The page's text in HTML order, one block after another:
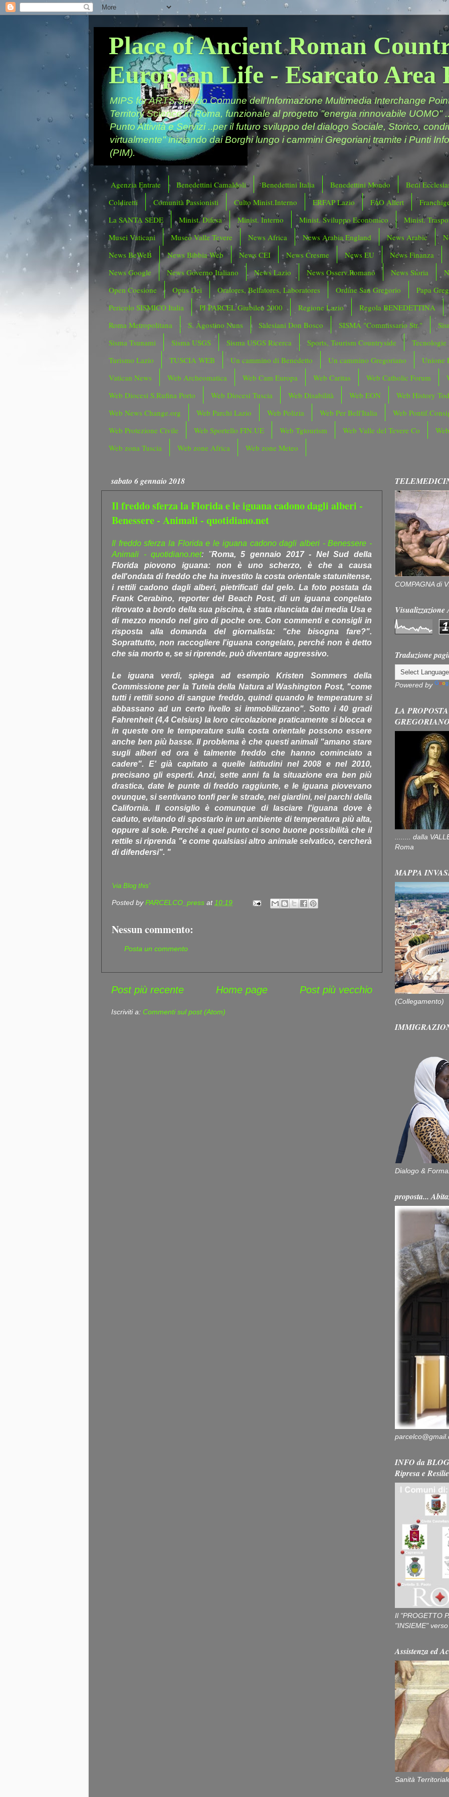
Place of Ancient Roman
European Life - Esarcato Area
MIPS for ARTS Spazio Comune dell'Informazione Multimedia Interchange
Territory Science in Roma, funzionale al progetto "energia rinnovabile UOMO"
Punto Attività e Servizi ..per il futuro sviluppo del dialogo Sociale, Storico,
virtualmente" iniziando dai Borghi lungo i cammini Gregoriani tramite i Punti
(PIM).
Agenzia Entrate Benedettini Camaldoli Benedettini Italia Benedettini Mondo
Beni
Coldiretti
Comunità Passionisti Culto Minist.Interno ERFAP Lazio FAO Allert
La SANTA SEDE
Minist. Difesa Minist. Interno Minist. Sviluppo Economico
Minist.
Musei Vaticani
Museo Valle Tevere News Africa News Arabia England News Arabic
News BeWeB
News Bibbia Web News CEI News Cresme News EU
News Finanza
News Google
News Governo Italiano News Lazio News Osserv.Romano News Storia
Open Coesione
Opus Dei Oratores, Bellatores, Laboratores Ordine San Gregorio
Papa
Pericolo SISMICO Italia
PJ PARCEL Giubileo 2000 Regione Lazio
Regola BENEDETTINA
Roma Metropolitana
S. Agostino Nuns Salesiani Don Bosco SISMA "Commissario Str."
Sisma Tsunami
Sisma USGS Sisma USGS Ricerca Sports, Tourism Countryside
Tecnologie
Turismo Lazio
TUSCIA WEB Un cammino di Benedetto Un cammino Gregoriano
Unione
Vatican News
Web Archeomatica Web Cam Europa Web Caritas Web Catholic Forum
Web Diocesi S.Rufina Porto
Web Diocesi Tuscia Web Disabilità Web EON
Web History
Web News Change.org
Web Parchi Lazio Web Polizia Web Per Bell'Italia
Web
Web Protezione Civile
Web Sportello FIN.UE Web Tgtourism Web Valle del Tevere Co
Web zona Tuscia
Web zone Africa Web zone Meteo
sabato 6 gennaio 2018
Il freddo sferza la Florida e le iguana cadono dagli alberi -
Benessere - Animali - quotidiano.net
Il freddo sferza la Florida e le iguana cadono dagli alberi - Benessere -
Animali - quotidiano.net: "Roma, 5 gennaio 2017 - Nel Sud della
Florida piovono iguana: non è uno scherzo, è che a causa
dell'ondata di freddo che ha investito la costa orientale statunitense,
i rettili cadono dagli alberi, pietrificati dal gelo. La foto postata da
Frank Cerabino, reporter del Beach Post, di un iguana congelato
ritrovato a bordo della sua piscina, è stata rilanciata dai media Usa e
di mezzo mondo nel giro di poche ore. Con commenti e consigli in
risposta alla domanda del giornalista: "che bisogna fare?".
Soprattutto, non raccogliere l'iguana congelato, perché non è detto
che sia morto e, se si riprende, può diventare aggressivo.
Le iguana verdi, spiega ad esempio Kristen Sommers della
Commissione per la Tutela della Natura al Washington Post, "come
tutti i rettili sono di sangue freddo, quindi quando le temperature si
abbassano ad un certo livello si immobilizzano". Sotto i 40 gradi
Fahrenheit (4,4 Celsius) la loro circolazione praticamente si blocca e
in queste ore le temperature sulla costa orientale possono essere
anche ben più basse. Il problema è che questi animali "amano stare
sugli alberi ed ora è talmente freddo che hanno cominciato a
cadere". E' già capitato a quelle latitudini nel 2008 e nel 2010,
precisano gli esperti. Anzi, sette anni fa la situazione era ben più
drastica, date le punte di freddo raggiunte, e le iguana piovevano
ovunque, si sentivano tonfi per le strade, nei giardini, nei parchi della
California. Il consiglio è comunque di lasciare l'iguana dove è
caduto, evitando di spostarlo in un ambiente di temperatura più alta,
oppure al sole. Perché a quel punto ci sono buone possibilità che il
rettile si riprenda "e come qualsiasi altro animale selvatico, cercherà
di difendersi". "
'via Blog this'
Posted byPARCELCO_press at10:19
Nessun commento:
Posta un commento
Post più recente Post più vecchio
Home page
Iscriviti a: Commenti sul post (Atom)
COMPAGNA di
1
Traduzione
Powered by
LA
........ dalla
Roma
MAPPA
(Collegamento)
Dialogo &
proposta...
INFO da
Ripresa e
Il "PROGETTO
"INSIEME"
Assistenza ed
Sanità